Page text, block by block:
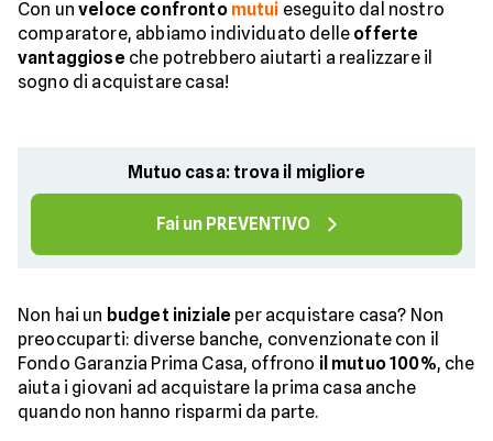
Con unveloce confronto mutui eseguito dal nostro
comparatore, abbiamo individuato delle offerte
vantaggiose che potrebbero aiutarti a realizzare il
sogno di acquistare casa!
Mutuo casa: trova il migliore
Fai un PREVENTIVO
Non hai un budget iniziale per acquistare casa? Non
preoccuparti: diverse banche, convenzionate con il
Fondo Garanzia Prima Casa, offrono il mutuo 100%, che
aiuta i giovani ad acquistare la prima casa anche
quando non hanno risparmi da parte.